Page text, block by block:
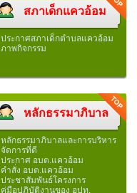
สภาเด็กแควอ้อม
ประกาศสภาเด็กตำบลแควอ้อม
ภาพกิจกรรม
หลักธรรมาภิบาล
หลักธรรมาภิบาลและการบริหาร
จัดการที่ดี
ประกาศ อบต.แควอ้อม
คำสั่ง อบต.แควอ้อม
ประชาสัมพันธ์โครงการ
คู่มือปฏิบัติงานของ อปท.